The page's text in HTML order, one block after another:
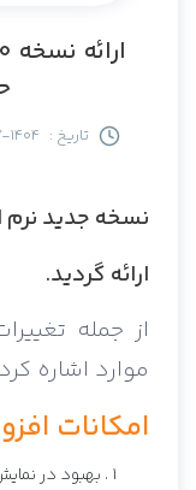
تاریخ : 1404-07-30 11:41
ارائه گردید.
از جمله
موارد اشاره
امکانات
بهبود در